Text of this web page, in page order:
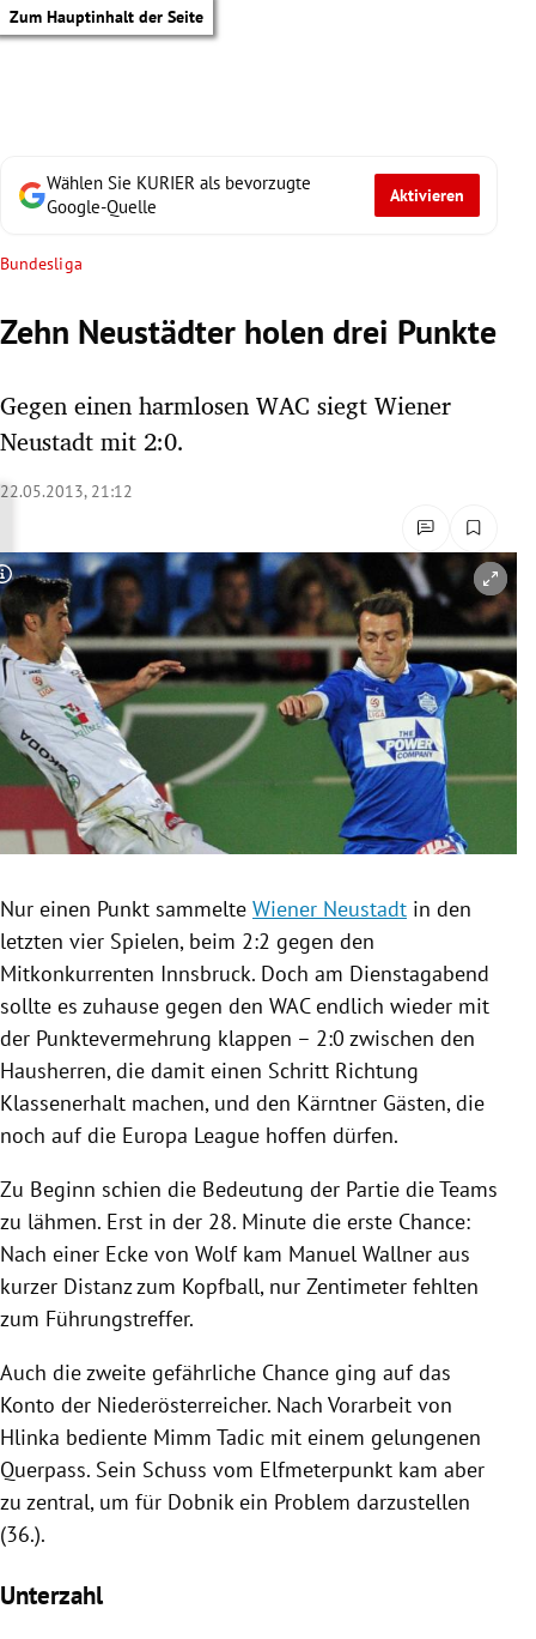
Zum Hauptinhalt der Seite
Untermenü
Untermenü
Untermenü
Untermenü
Untermenü
Untermenü
Untermenü
Untermenü
Untermenü
Untermenü
Wählen Sie KURIER als bevorzugte
Google-Quelle
Aktivieren
Bundesliga
Zehn Neustädter holen drei Punkte
Gegen einen harmlosen WAC siegt Wiener
Neustadt mit 2:0.
22.05.2013, 21:12
Copyright-Hinweis öffnen/schließen
Nur einen Punkt sammelte Wiener Neustadt in den
letzten vier Spielen, beim 2:2 gegen den
Mitkonkurrenten Innsbruck. Doch am Dienstagabend
sollte es zuhause gegen den WAC endlich wieder mit
der Punktevermehrung klappen – 2:0 zwischen den
Hausherren, die damit einen Schritt Richtung
Klassenerhalt machen, und den Kärntner Gästen, die
noch auf die Europa League hoffen dürfen.
Zu Beginn schien die Bedeutung der Partie die Teams
zu lähmen. Erst in der 28. Minute die erste Chance:
Nach einer Ecke von Wolf kam Manuel Wallner aus
kurzer Distanz zum Kopfball, nur Zentimeter fehlten
zum Führungstreffer.
Auch die zweite gefährliche Chance ging auf das
Konto der Niederösterreicher. Nach Vorarbeit von
Hlinka bediente Mimm Tadic mit einem gelungenen
Querpass. Sein Schuss vom Elfmeterpunkt kam aber
zu zentral, um für Dobnik ein Problem darzustellen
(36.).
Unterzahl